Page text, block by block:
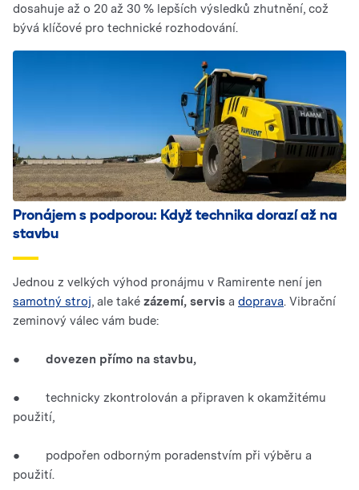
dosahuje až o 20 až 30 % lepších výsledků zhutnění, což
bývá klíčové pro technické rozhodování.
Pronájem s podporou: Když technika dorazí až na
stavbu
Jednou z velkých výhod pronájmu v Ramirente není jen
samotný stroj, ale také zázemí, servis a doprava. Vibrační
zeminový válec vám bude:
● dovezen přímo na stavbu,
● technicky zkontrolován a připraven k okamžitému
použití,
● podpořen odborným poradenstvím při výběru a
použití.